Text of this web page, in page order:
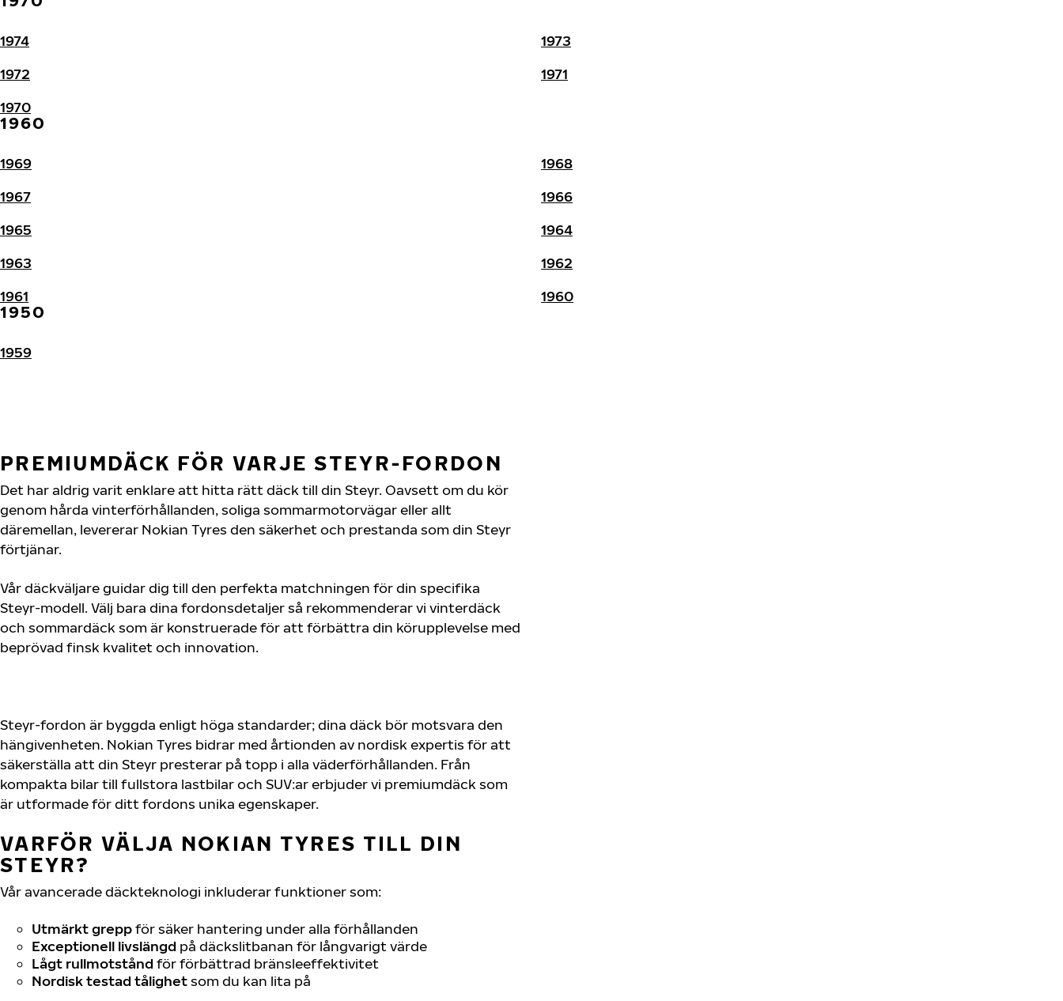
1974
1973
1972
1971
1970
1960
1969
1968
1967
1966
1965
1964
1963
1962
1961
1960
1950
1959
PREMIUMDÄCK FÖR VARJE STEYR-FORDON
Det har aldrig varit enklare att hitta rätt däck till din Steyr. Oavsett om du kör
genom hårda vinterförhållanden, soliga sommarmotorvägar eller allt
däremellan, levererar Nokian Tyres den säkerhet och prestanda som din Steyr
förtjänar.
Vår däckväljare guidar dig till den perfekta matchningen för din specifika
Steyr-modell. Välj bara dina fordonsdetaljer så rekommenderar vi vinterdäck
och sommardäck som är konstruerade för att förbättra din körupplevelse med
beprövad finsk kvalitet och innovation.
Steyr-fordon är byggda enligt höga standarder; dina däck bör motsvara den
hängivenheten. Nokian Tyres bidrar med årtionden av nordisk expertis för att
säkerställa att din Steyr presterar på topp i alla väderförhållanden. Från
kompakta bilar till fullstora lastbilar och SUV:ar erbjuder vi premiumdäck som
är utformade för ditt fordons unika egenskaper.
VARFÖR VÄLJA NOKIAN TYRES TILL DIN
STEYR?
Vår avancerade däckteknologi inkluderar funktioner som:
Utmärkt greppför säker hantering under alla förhållanden
Exceptionell livslängd på däckslitbanan för långvarigt värde
Lågt rullmotstånd för förbättrad bränsleeffektivitet
Nordisk testad tålighetsom du kan lita på